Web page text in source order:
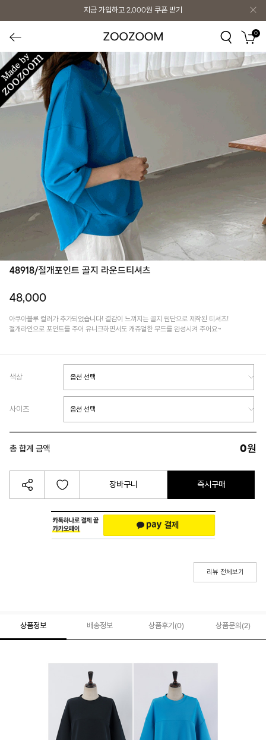
지금 가입하고 2,000원 쿠폰 받기
0
48918/절개포인트 골지 라운드티셔츠
48,000
아쿠아블루 컬러가 추가되었습니다! 결감이 느껴지는 골지 원단으로 제작된 티셔츠!
절개라인으로 포인트를 주어 유니크하면서도 캐쥬얼한 무드를 완성시켜 주어요~
색상
사이즈
총 합계 금액 0원
장바구니 즉시구매
리뷰 전체보기
상품정보 배송정보 상품후기(0) 상품문의 (2)